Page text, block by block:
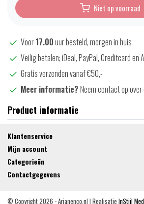
Niet op voorraad
Voor17.00uur besteld, morgen in huis
Veilig betalen; iDeal, PayPal, Creditcard en
Gratis verzenden vanaf €50,-
Meer informatie?Neem contact op
Product informatie
Klantenservice
Mijn account
Categorieën
Contactgegevens
© Copyright 2026 - Arjanenco.nl | Realisatie InStijl